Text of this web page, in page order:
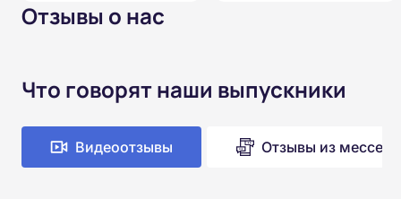
Отзывы о нас
Что говорят наши выпускники
Видеоотзывы Отзывы из